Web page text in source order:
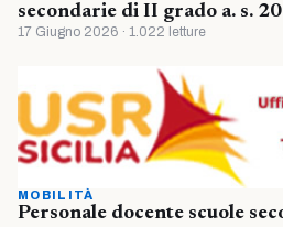
secondarie di II grado a. s.
17 Giugno 2026 · 1.022 letture
MOBILITÀ
Personale docente scuole